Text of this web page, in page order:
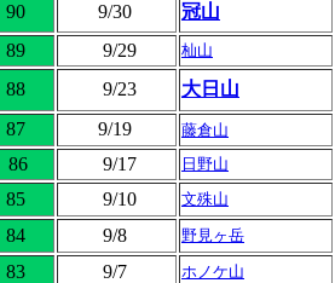
90 9/30
冠山
89
9/29 杣山
88 9/23
大日山
87
9/19 藤倉山
86 9/17 日野山
85 9/10 文殊山
84 9/8 野見ヶ岳
83 9/7 ホノケ山